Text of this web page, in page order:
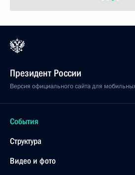
Президент России
Версия официального сайта для
События
Структура
Видео и фото